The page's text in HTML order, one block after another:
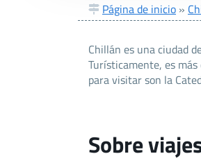
Página de inicio »
Chillán es una ciudad
Turísticamente, es
para visitar son la
Sobre